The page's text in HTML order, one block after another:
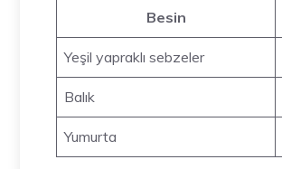
Besin
Yeşil yapraklı sebzeler
Balık
Yumurta